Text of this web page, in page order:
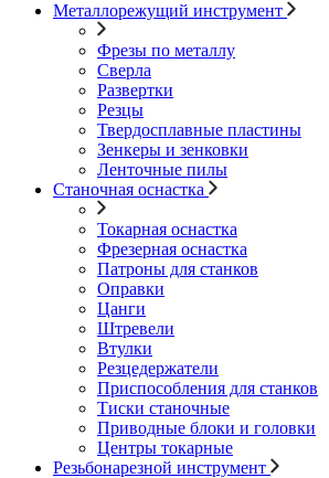
Металлорежущий инструмент
Фрезы по металлу
Сверла
Развертки
Резцы
Твердосплавные пластины
Зенкеры и зенковки
Ленточные пилы
Станочная оснастка
Токарная оснастка
Фрезерная оснастка
Патроны для станков
Оправки
Цанги
Штревели
Втулки
Резцедержатели
Приспособления для станков
Тиски станочные
Приводные блоки и головки
Центры токарные
Резьбонарезной инструмент